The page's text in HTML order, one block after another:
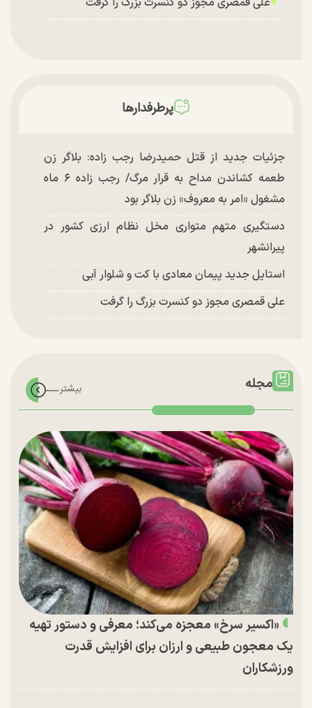
پرطرفدارها
جزئیات جدید از قتل حمیدرضا رجب زاده: بلاگر زن
طعمه کشاندن مداح به قرار مرگ/ رجب زاده ۶ ماه
مشغول «امر به معروف» زن بلاگر بود
دستگیری متهم متواری مخل نظام ارزی کشور در
پیرانشهر
استایل جدید پیمان معادی با کت و شلوار آبی
علی قمصری مجوز دو کنسرت بزرگ را گرفت
مجله
«اکسیر سرخ» معجزه می‌کند؛ معرفی و دستور تهیه
یک معجون طبیعی و ارزان برای افزایش قدرت
ورزشکاران